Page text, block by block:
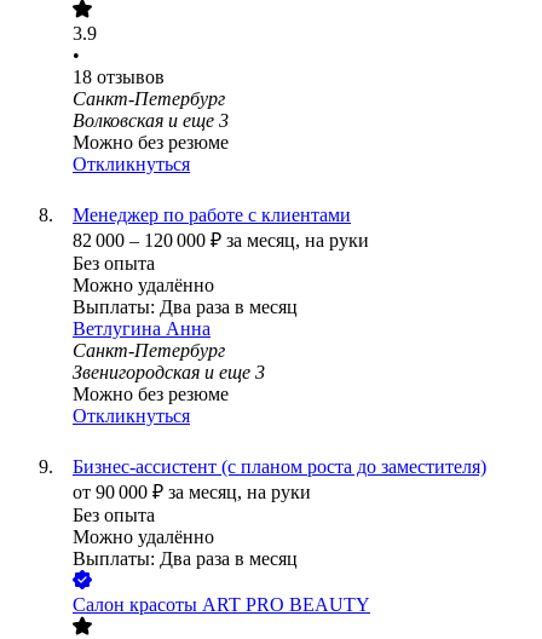
3.9
•
18 отзывов
Санкт-Петербург
Волковская и еще 3
Можно без резюме
Откликнуться
Менеджер по работе с клиентами
82 000 – 120 000 ₽ за месяц, на руки
Без опыта
Можно удалённо
Выплаты: Два раза в месяц
Ветлугина Анна
Санкт-Петербург
Звенигородская и еще 3
Можно без резюме
Откликнуться
Бизнес-ассистент (с планом роста до заместителя)
от 90 000 ₽ за месяц, на руки
Без опыта
Можно удалённо
Выплаты: Два раза в месяц
Салон красоты ART PRO BEAUTY